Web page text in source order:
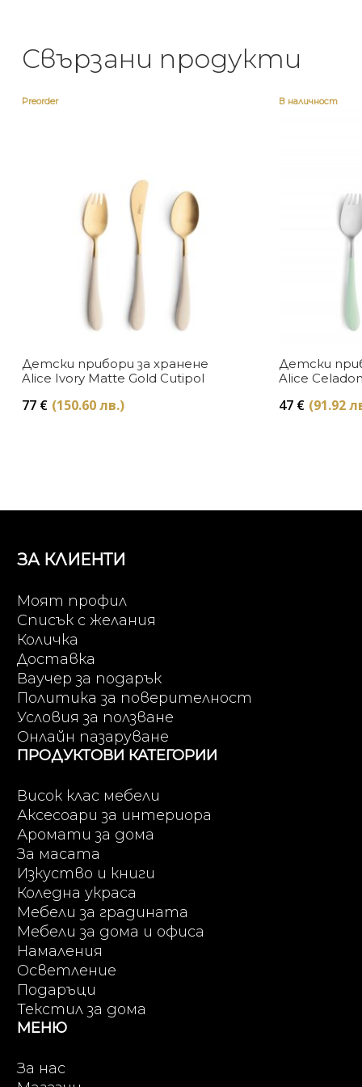
Свързани продукти
Preorder
Детски прибори за хранене
Alice Ivory Matte Gold Cutipol
77 € (150.60 лв.)
В наличност
Детски
Alice
47 € (91.92
ЗА КЛИЕНТИ
Моят профил
Списък с желания
Количка
Доставка
Ваучер за подарък
Политика за поверителност
Условия за ползване
Онлайн пазаруване
ПРОДУКТОВИ КАТЕГОРИИ
Висок клас мебели
Аксесоари за интериора
Аромати за дома
За масата
Изкуство и книги
Коледна украса
Мебели за градината
Мебели за дома и офиса
Намаления
Осветление
Подаръци
Текстил за дома
МЕНЮ
За нас